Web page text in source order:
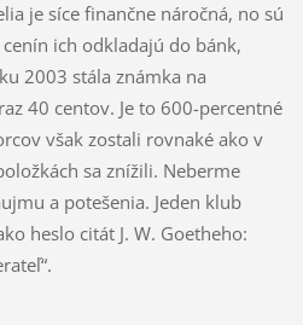
je síce finančne náročná, no sú
ich odkladajú do bánk,
2003 stála známka na
40 centov. Je to 600-percentné
však zostali rovnaké ako v
sa znížili. Neberme
a potešenia. Jeden klub
heslo citát J. W. Goetheho: